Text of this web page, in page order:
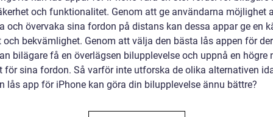
och funktionalitet. Genom att ge användarna möjlighet
och övervaka sina fordon på distans kan dessa appar ge en
och bekvämlighet. Genom att välja den bästa lås appen för
bilägare få en överlägsen bilupplevelse och uppnå en högre
för sina fordon. Så varför inte utforska de olika alternativen
lås app för iPhone kan göra din bilupplevelse ännu bättre?